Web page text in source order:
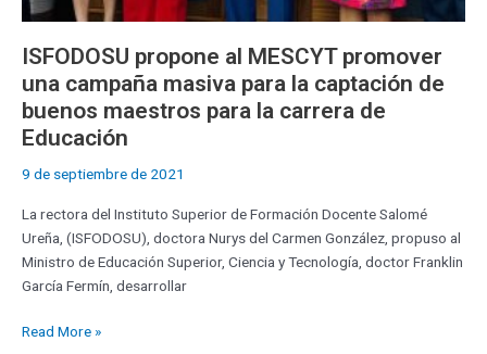
ISFODOSU propone al MESCYT promover
una campaña masiva para la captación de
buenos maestros para la carrera de
Educación
9 de septiembre de 2021
La rectora del Instituto Superior de Formación Docente Salomé
Ureña, (ISFODOSU), doctora Nurys del Carmen González, propuso al
Ministro de Educación Superior, Ciencia y Tecnología, doctor Franklin
García Fermín, desarrollar
la
carrera
de
Educación
Read More »